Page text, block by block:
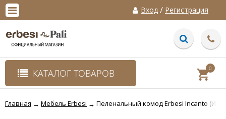
Вход / Регистрация
КАТАЛОГ ТОВАРОВ 0
Главная → Мебель Erbesi → Пеленальный комод Erbesi Incanto